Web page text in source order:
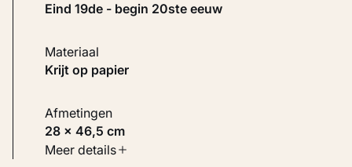
eind 19de - begin 20ste eeuw
Materiaal
Krijt op papier
Afmetingen
28 × 46,5 cm
Soort werk
Meer details